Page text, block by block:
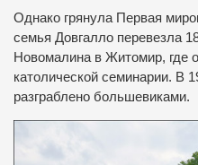
Однако грянула Первая
семья Довгалло перевезла
Новомалина в Житомир, где
католической семинарии. В
разграблено большевиками.